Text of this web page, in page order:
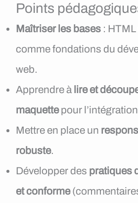
Points
Maîtriser les bases :
comme fondations du
web.
Apprendre à lire et
maquettepour
Mettre en place un
robuste.
Développer des pratiques
et conforme